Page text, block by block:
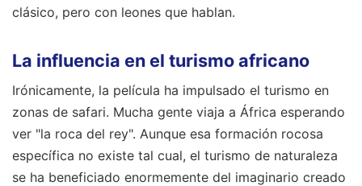
clásico, pero con leones que hablan.
La influencia en el turismo africano
Irónicamente, la película ha impulsado el turismo en
zonas de safari. Mucha gente viaja a África esperando
ver "la roca del rey". Aunque esa formación rocosa
específica no existe tal cual, el turismo de naturaleza
se ha beneficiado enormemente del imaginario creado